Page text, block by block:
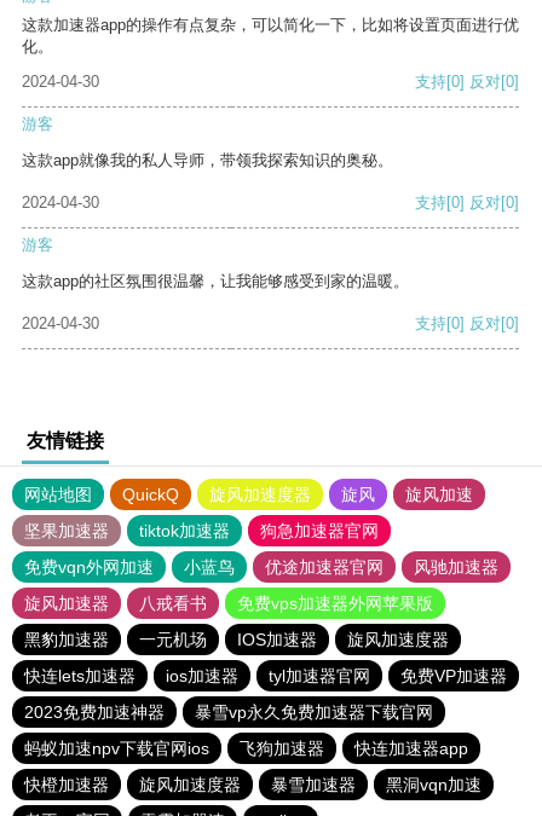
这款加速器app的操作有点复杂，可以简化一下，比如将设置页面进行优
化。
2024-04-30
支持[0] 反对[0]
游客
这款app就像我的私人导师，带领我探索知识的奥秘。
2024-04-30 支持[0] 反对[0]
游客
这款app的社区氛围很温馨，让我能够感受到家的温暖。
2024-04-30 支持[0] 反对[0]
友情链接
网站地图 QuickQ 旋风加速度器 旋风
旋风加速
坚果加速器
tiktok加速器
狗急加速器官网
免费vqn外网加速
小蓝鸟 优途加速器官网
风驰加速器
旋风加速器
八戒看书
免费vps加速器外网苹果版
黑豹加速器
一元机场 IOS加速器
旋风加速度器
快连lets加速器
ios加速器 tyl加速器官网
免费VP加速器
2023免费加速神器
暴雪vp永久免费加速器下载官网
蚂蚁加速npv下载官网ios
飞狗加速器
快连加速器app
快橙加速器
旋风加速度器 暴雪加速器
黑洞vqn加速